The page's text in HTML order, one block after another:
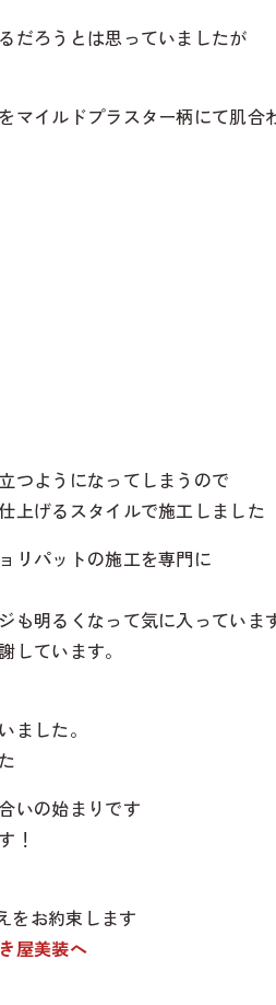
だろうとは思っていましたが
マイルドプラスター柄にて肌合
つようになってしまうので
上げるスタイルで施工しました
リパットの施工を専門に
も明るくなって気に入っていま
ています。
ました。
いの始まりです
！
をお約束します
屋美装へ